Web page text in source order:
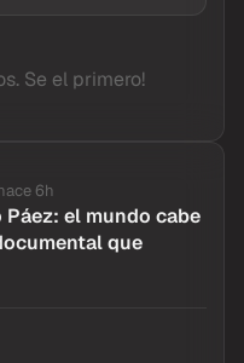
tu comentario.
6h
el mundo cabe
que